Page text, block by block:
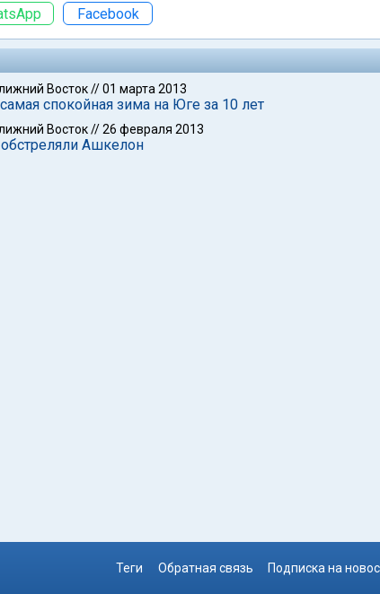
Facebook
Восток//01 марта 2013
спокойная зима на Юге за 10 лет
Восток//26 февраля 2013
Ашкелон
Теги Обратная связь Подписка на